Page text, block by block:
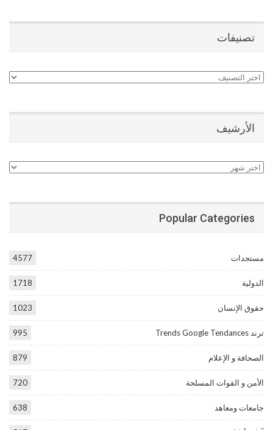
تصنيفات
تصنيفات
الأرشيف
الأرشيف
Popular Categories
مستجدات 4577
الدولية 1718
حقوق الإنسان 1023
ترند Trends Google Tendances 995
الصحافة و الإعلام 879
الأمن و القوات المسلحة 720
جامعات ومعاهد 638